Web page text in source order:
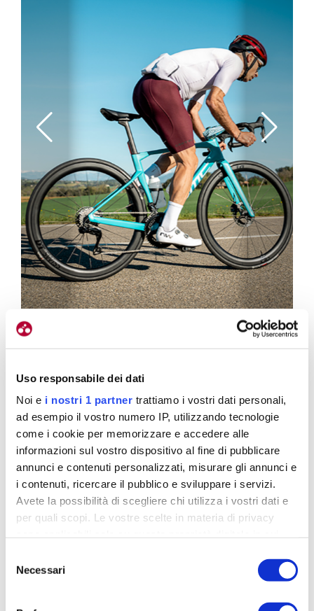
Uso responsabile dei dati
Noi e i nostri 1 partner trattiamo i vostri dati personali,
ad esempio il vostro numero IP, utilizzando tecnologie
come i cookie per memorizzare e accedere alle
informazioni sul vostro dispositivo al fine di pubblicare
annunci e contenuti personalizzati, misurare gli annunci e
i contenuti, ricercare il pubblico e sviluppare i servizi.
Avete la possibilità di scegliere chi utilizza i vostri dati e
per quali scopi. Le vostre scelte in materia di privacy
revocare il proprio consenso in qualsiasi momento dalla
Dichiarazione sui cookie o facendo clic sull'icona di
delNecessari
E’ comoda, ma la performance non è sacrificata (foto
Christophe Baer)
1/2
Numeri in comune
«Tutte le taglie – continua Christ – hanno dei valori
in comune e funzionali alla prestazione del mezzo
meccanico
. Il seat-post arriva ad avere una
comprende gli obliqui, il piantone e l’orizzontale. Il
componente è specifico, mutuato dai modelli Kaius
e URS. I
foderi bassi del carro posteriore sono